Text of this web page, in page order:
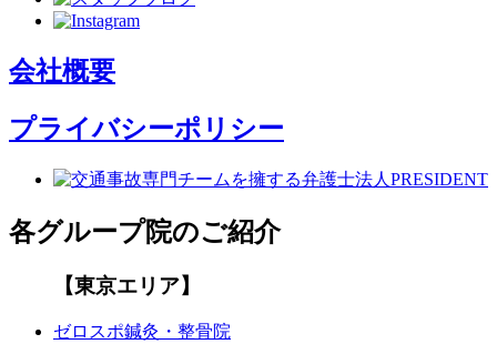
会社概要
プライバシーポリシー
各グループ院のご紹介
【東京エリア】
ゼロスポ鍼灸・整骨院